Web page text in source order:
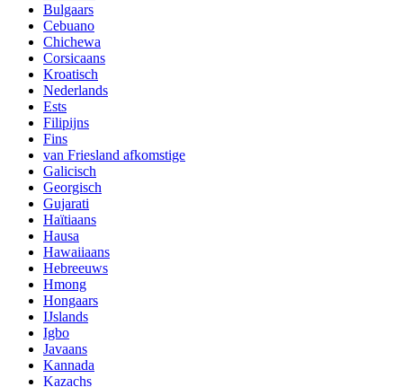
Bulgaars
Cebuano
Chichewa
Corsicaans
Kroatisch
Nederlands
Ests
Filipijns
Fins
van Friesland afkomstige
Galicisch
Georgisch
Gujarati
Haïtiaans
Hausa
Hawaiiaans
Hebreeuws
Hmong
Hongaars
IJslands
Igbo
Javaans
Kannada
Kazachs